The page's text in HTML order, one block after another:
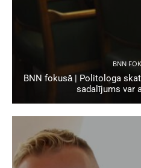
BNN
BNN fokusā | Politologa
sadalījums var